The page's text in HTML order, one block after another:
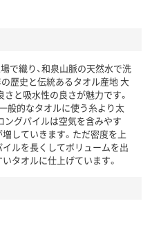
で織り、和泉山脈の天然水で洗
歴史と伝統あるタオル産地 大
と吸水性の良さが魅力です。
般的なタオルに使う糸より太
ングパイルは空気を含みやす
していきます。ただ密度を上
ルを長くしてボリュームを出
タオルに仕上げています。